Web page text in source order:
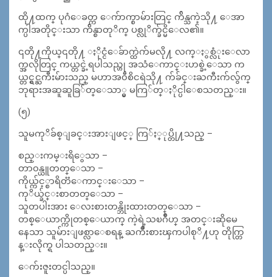
ထို႔ထက္ ပုဂံေခတ္က ေက်ာက္စာမ်ားတြင္ က်ိန္သကဲ့သို႔ ေအာ
က္ပါအတိုင္းသာ က်ိန္စာတုိက္ ပစ္လုိက္ခ်င္မိေလ၏။
၎တို႔ကိုယ္၎တို႔ ႏိုင္ငံေခ်ာက္ထဲက်မလို႔ လက္ႏွစ္လံုးေလာ
က္အလိုတြင္ ကယ္တင္ခဲ့ရပါသည္ဟု အသံေကာင္းဟစ္ခဲ့ေသာ က
ယ္တင္ရွင္ႀကီးမ်ားသည္ မဟာအ၀ီစိငရဲသို႔ က်ခ်င္းႀကီးက်လွ်က္
ဘုရားအဆူဆူခြ်တ္ေသာ္မွ မကြ်တ္ႏိုင္ပါေစသတည္း။
(၅)
သူမကုိခ်စ္ျခင္းအားျဖင့္ ကြ်ႏ္ုပ္တို႔သည္ –
စည္းကမ္းရိွေသာ –
တာ၀န္ယူတတ္ေသာ –
ကိုယ္က်င့္စာရိတၱေကာင္းေသာ –
ကုိယ္ခ်င္းစာတတ္ေသာ –
သူတပါးအား ေလးစားတန္ဘိုးထားတတ္ေသာ –
တစ္ေယာက္ကိုတစ္ေယာက္ ကဲ့ရဲ့သၿဂိဳဟ္ အတင္းဆိုမေ
နေသာ သူမ်ားျဖစ္လာေစရန္ ႀကိဳးစားၾကပါစုိ႔ဟု တိုက္တြ
န္းလိုက္ရ ပါသတည္း။
ေက်းဇူးတင္ပါသည္။